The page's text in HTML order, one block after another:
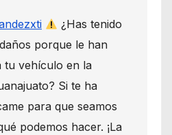
¿Has tenido
porque le han
tu vehículo en la
Si te ha
para que seamos
podemos hacer. ¡La